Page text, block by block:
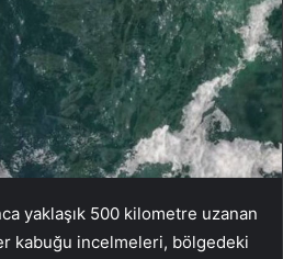
yaklaşık 500 kilometre uzanan
kabuğu incelmeleri, bölgedeki